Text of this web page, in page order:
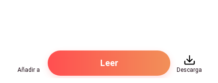
Añadir a
Leer
Descarga